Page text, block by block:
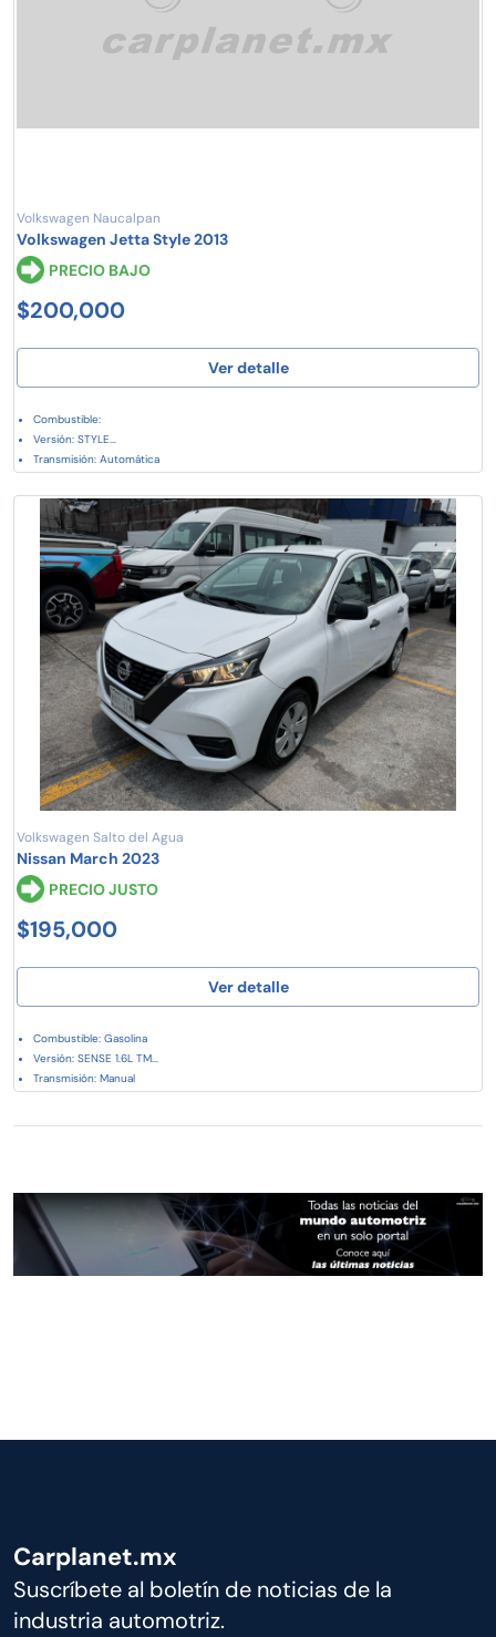
Volkswagen Naucalpan
Volkswagen Jetta Style 2013
PRECIO BAJO
$200,000
Ver detalle
Combustible:
Versión: STYLE...
Transmisión: Automática
Volkswagen Salto del Agua
Nissan March 2023
PRECIO JUSTO
$195,000
Ver detalle
Combustible: Gasolina
Versión: SENSE 1.6L TM...
Transmisión: Manual
Carplanet.mx
Suscríbete al boletín de noticias de la
industria automotriz.